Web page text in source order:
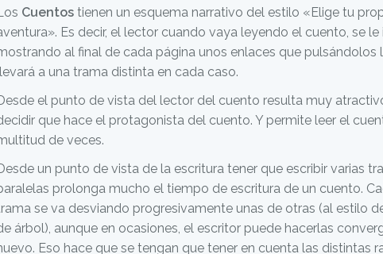
Cuentostienen un esquema narrativo del estilo «Elige tu
Es decir, el lector cuando vaya leyendo el cuento, se le
al final de cada página unos enlaces que pulsándolos
a una trama distinta en cada caso.
el punto de vista del lector del cuento resulta muy
que hace el protagonista del cuento. Y permite leer el
de veces.
un punto de vista de la escritura tener que escribir varias
prolonga mucho el tiempo de escritura de un cuento.
se va desviando progresivamente unas de otras (al estilo
árbol), aunque en ocasiones, el escritor puede hacerlas
Eso hace que se tengan que tener en cuenta las distintas